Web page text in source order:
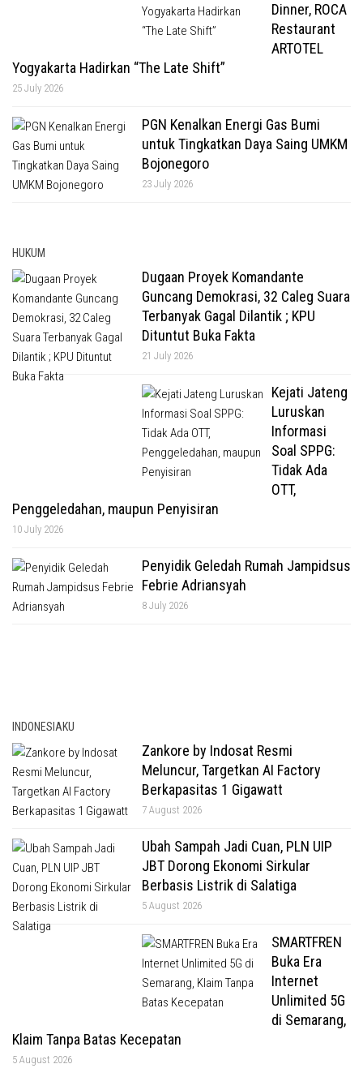
Dinner, ROCA
Restaurant
ARTOTEL
Yogyakarta Hadirkan “The Late Shift”
25 July 2026
PGN Kenalkan Energi Gas Bumi
untuk Tingkatkan Daya Saing UMKM
Bojonegoro
23 July 2026
HUKUM
Dugaan Proyek Komandante
Guncang Demokrasi, 32 Caleg Suara
Terbanyak Gagal Dilantik ; KPU
Dituntut Buka Fakta
21 July 2026
Kejati Jateng
Luruskan
Informasi
Soal SPPG:
Tidak Ada
OTT,
Penggeledahan, maupun Penyisiran
10 July 2026
Penyidik Geledah Rumah Jampidsus
Febrie Adriansyah
8 July 2026
INDONESIAKU
Zankore by Indosat Resmi
Meluncur, Targetkan AI Factory
Berkapasitas 1 Gigawatt
7 August 2026
Ubah Sampah Jadi Cuan, PLN UIP
JBT Dorong Ekonomi Sirkular
Berbasis Listrik di Salatiga
5 August 2026
SMARTFREN
Buka Era
Internet
Unlimited 5G
di Semarang,
Klaim Tanpa Batas Kecepatan
5 August 2026